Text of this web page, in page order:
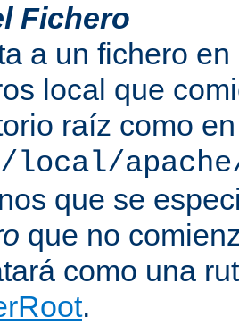
Fichero
a un fichero
local que
raíz como en
local/
que se
que no
como una
.